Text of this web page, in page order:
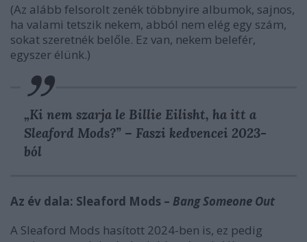
(Az alább felsorolt zenék többnyire albumok, sajnos,
ha valami tetszik nekem, abból nem elég egy szám,
sokat szeretnék belőle. Ez van, nekem belefér,
egyszer élünk.)
„Ki nem szarja le Billie Eilisht, ha itt a
Sleaford Mods?” – Faszi kedvencei 2023-
ból
Az év dala: Sleaford Mods – Bang Someone Out
A Sleaford Mods hasított 2024-ben is, ez pedig